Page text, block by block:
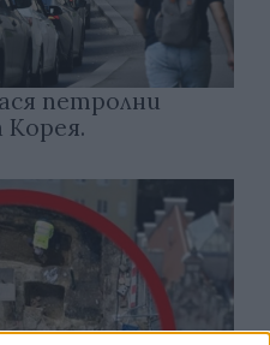
петролни